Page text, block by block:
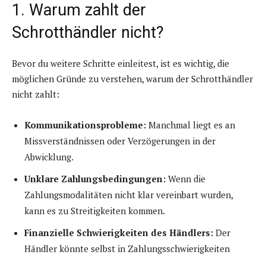
1. Warum zahlt der
Schrotthändler nicht?
Bevor du weitere Schritte einleitest, ist es wichtig, die
möglichen Gründe zu verstehen, warum der Schrotthändler
nicht zahlt:
Kommunikationsprobleme: Manchmal liegt es an
Missverständnissen oder Verzögerungen in der
Abwicklung.
Unklare Zahlungsbedingungen: Wenn die
Zahlungsmodalitäten nicht klar vereinbart wurden,
kann es zu Streitigkeiten kommen.
Finanzielle Schwierigkeiten des Händlers: Der
Händler könnte selbst in Zahlungsschwierigkeiten